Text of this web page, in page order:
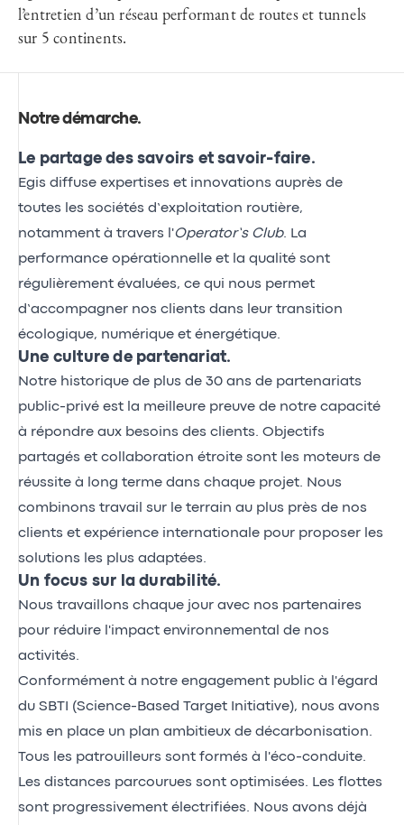
l’entretien d’un réseau performant de routes et tunnels
sur 5 continents.
Notre démarche.
Le partage des savoirs et savoir-faire.
Egis diffuse expertises et innovations auprès de
toutes les sociétés d’exploitation routière,
notamment à travers l'Operator’s Club. La
performance opérationnelle et la qualité sont
régulièrement évaluées, ce qui nous permet
d’accompagner nos clients dans leur transition
écologique, numérique et énergétique.
Une culture de partenariat.
Notre historique de plus de 30 ans de partenariats
public-privé est la meilleure preuve de notre capacité
à répondre aux besoins des clients. Objectifs
partagés et collaboration étroite sont les moteurs de
réussite à long terme dans chaque projet. Nous
combinons travail sur le terrain au plus près de nos
clients et expérience internationale pour proposer les
solutions les plus adaptées.
Un focus sur la durabilité.
Nous travaillons chaque jour avec nos partenaires
pour réduire l'impact environnemental de nos
activités.
Conformément à notre engagement public à l'égard
du SBTI (Science-Based Target Initiative), nous avons
mis en place un plan ambitieux de décarbonisation.
Tous les patrouilleurs sont formés à l'éco-conduite.
Les distances parcourues sont optimisées. Les flottes
sont progressivement électrifiées. Nous avons déjà